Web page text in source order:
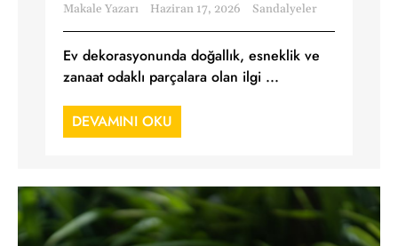
Makale Yazarı Haziran 17, 2026 Sandalyeler
Ev dekorasyonunda doğallık, esneklik ve
zanaat odaklı parçalara olan ilgi ...
DEVAMINI OKU